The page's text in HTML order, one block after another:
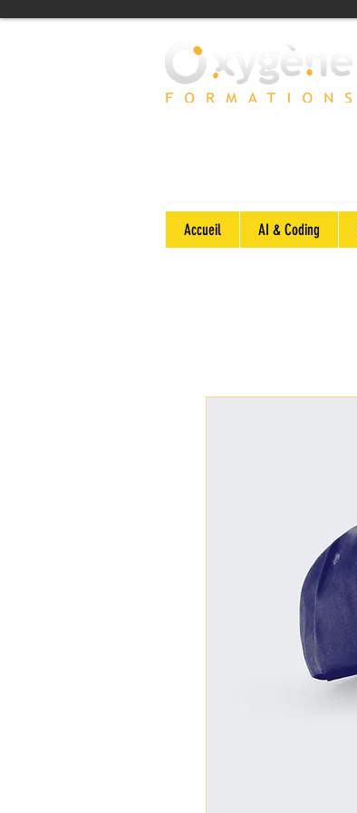
Accueil AI & Coding